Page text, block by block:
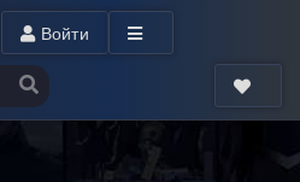
Войти